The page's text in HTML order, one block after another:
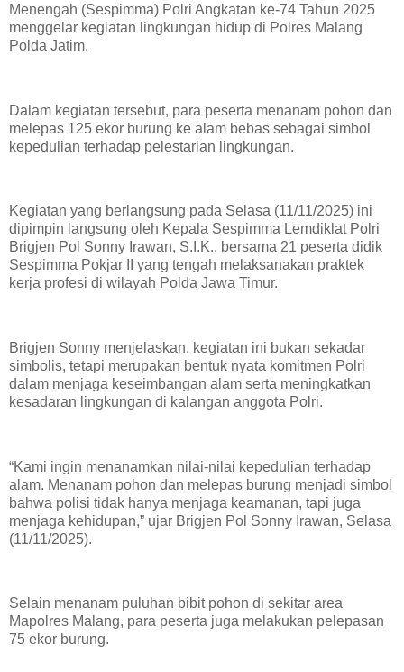
Menengah (Sespimma) Polri Angkatan ke-74 Tahun 2025
menggelar kegiatan lingkungan hidup di Polres Malang
Polda Jatim.
Dalam kegiatan tersebut, para peserta menanam pohon dan
melepas 125 ekor burung ke alam bebas sebagai simbol
kepedulian terhadap pelestarian lingkungan.
Kegiatan yang berlangsung pada Selasa (11/11/2025) ini
dipimpin langsung oleh Kepala Sespimma Lemdiklat Polri
Brigjen Pol Sonny Irawan, S.I.K., bersama 21 peserta didik
Sespimma Pokjar II yang tengah melaksanakan praktek
kerja profesi di wilayah Polda Jawa Timur.
Brigjen Sonny menjelaskan, kegiatan ini bukan sekadar
simbolis, tetapi merupakan bentuk nyata komitmen Polri
dalam menjaga keseimbangan alam serta meningkatkan
kesadaran lingkungan di kalangan anggota Polri.
“Kami ingin menanamkan nilai-nilai kepedulian terhadap
alam. Menanam pohon dan melepas burung menjadi simbol
bahwa polisi tidak hanya menjaga keamanan, tapi juga
menjaga kehidupan,” ujar Brigjen Pol Sonny Irawan, Selasa
(11/11/2025).
Selain menanam puluhan bibit pohon di sekitar area
Mapolres Malang, para peserta juga melakukan pelepasan
75 ekor burung.